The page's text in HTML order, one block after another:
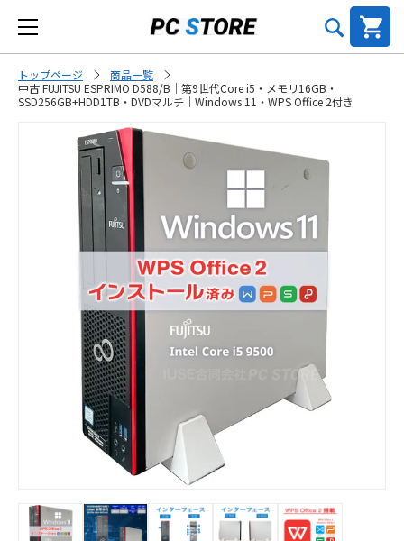
トップページ
商品一覧
中古 FUJITSU ESPRIMO D588/B｜第9世代Core i5・メモリ16GB・
SSD256GB+HDD1TB・DVDマルチ｜Windows 11・WPS Office 2付き